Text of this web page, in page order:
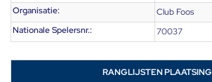
Organisatie:
Club Foos
Nationale Spelersnr.:
70037
RANGLIJSTEN PLAATSING